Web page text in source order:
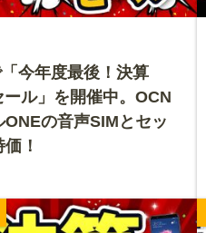
今年度最後！決算
ル」を開催中。OCN
ONEの音声SIMとセッ
価！